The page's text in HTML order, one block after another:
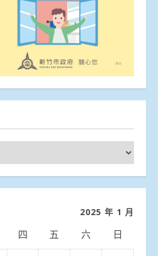
2025 年 1 月
四 五 六 日